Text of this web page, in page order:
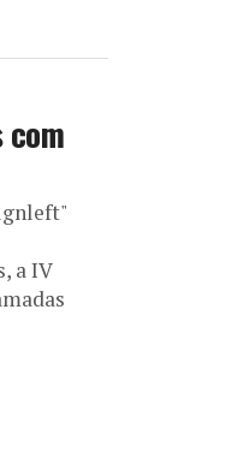
a IV